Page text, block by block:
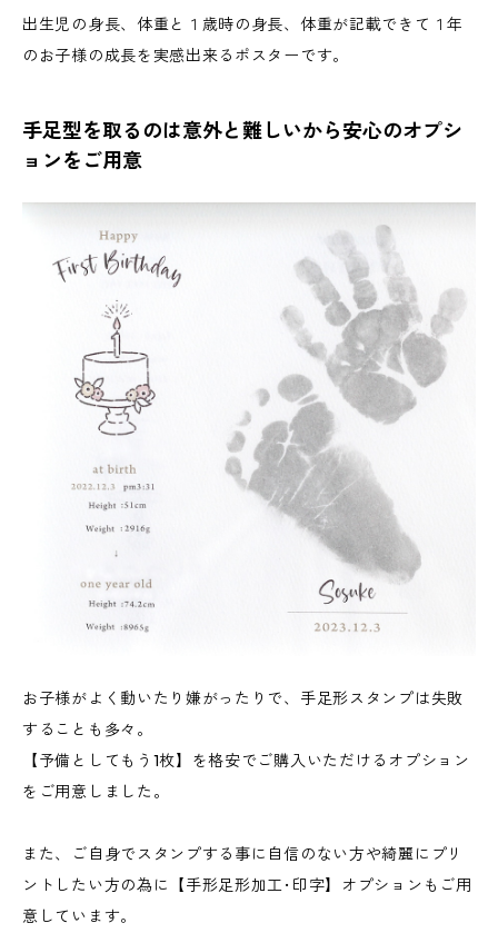
出生児の身長、体重と１歳時の身長、体重が記載できて１年
のお子様の成長を実感出来るポスターです。
手足型を取るのは意外と難しいから安心のオプシ
ョンをご用意
お子様がよく動いたり嫌がったりで、手足形スタンプは失敗
することも多々。
【予備としてもう1枚】を格安でご購入いただけるオプション
をご用意しました。
また、ご自身でスタンプする事に自信のない方や綺麗にプリ
ントしたい方の為に【手形足形加工･印字】オプションもご用
意しています。